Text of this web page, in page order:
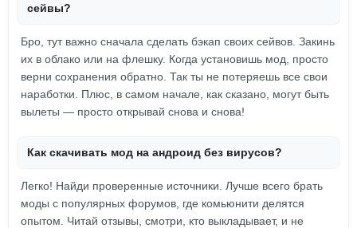
сейвы?
Бро, тут важно сначала сделать бэкап своих сейвов. Закинь
их в облако или на флешку. Когда установишь мод, просто
верни сохранения обратно. Так ты не потеряешь все свои
наработки. Плюс, в самом начале, как сказано, могут быть
вылеты — просто открывай снова и снова!
Как скачивать мод на андроид без вирусов?
Легко! Найди проверенные источники. Лучше всего брать
моды с популярных форумов, где комьюнити делятся
опытом. Читай отзывы, смотри, кто выкладывает, и не